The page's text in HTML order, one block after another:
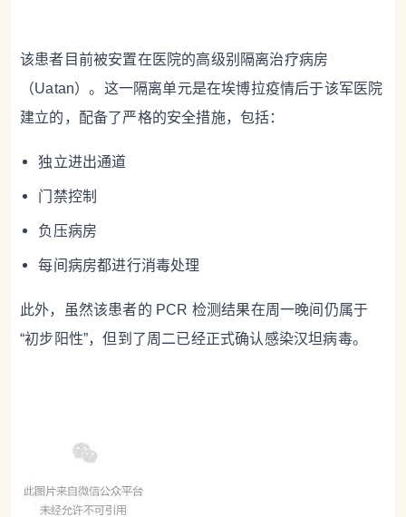
该患者目前被安置在医院的高级别隔离治疗病房
（Uatan）。这一隔离单元是在埃博拉疫情后于该军医院
建立的，配备了严格的安全措施，包括：
独立进出通道
门禁控制
负压病房
每间病房都进行消毒处理
此外，虽然该患者的 PCR 检测结果在周一晚间仍属于
“初步阳性”，但到了周二已经正式确认感染汉坦病毒。